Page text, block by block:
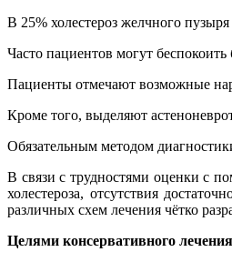
В 25% холестероз желчного
Часто пациентов могут
Пациенты отмечают возможные
Кроме того, выделяют
Обязательным методом
В связи с трудностями оценки с
холестероза, отсутствия
различных схем лечения чётко
Целями консервативного